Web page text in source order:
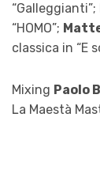
“Galleggianti”;
“HOMO”;
classica in “E
Mixing Paolo
La Maestà